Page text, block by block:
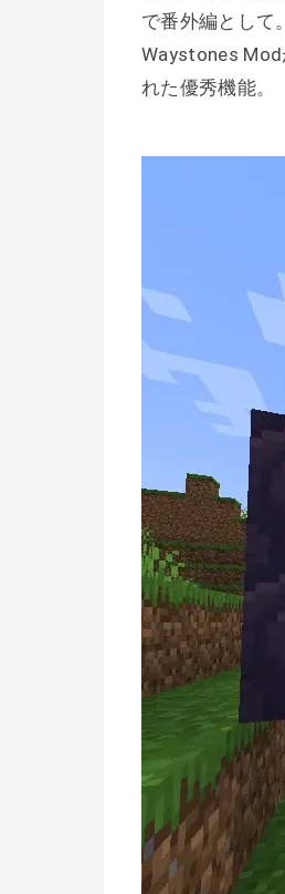
で番外編として。
Waystones
れた優秀機能。